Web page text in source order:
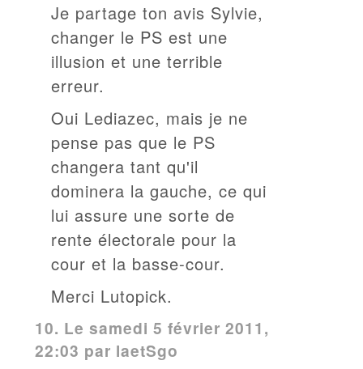
Je partage ton avis Sylvie,
changer le PS est une
illusion et une terrible
erreur.
Oui Lediazec, mais je ne
pense pas que le PS
changera tant qu'il
dominera la gauche, ce qui
lui assure une sorte de
rente électorale pour la
cour et la basse-cour.
Merci Lutopick.
10. Le samedi 5 février 2011,
22:03 par laetSgo